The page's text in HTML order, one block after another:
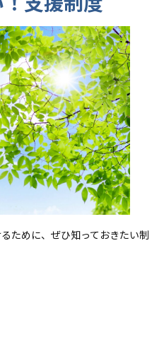
ために、ぜひ知っておきたい制